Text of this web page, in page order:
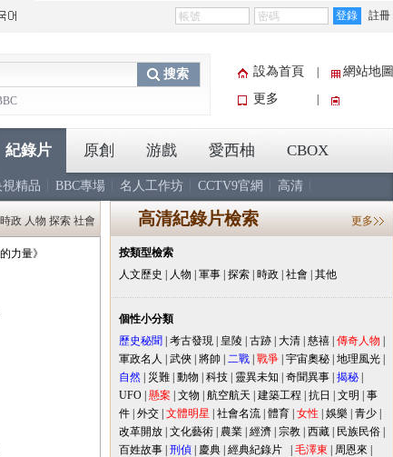
登錄 註冊
搜索 設為首頁
網站地圖
更多
紀錄片
視精品 BBC專場 名人工作坊 CCTV9官網 高清
原創 游戲 愛西柚 CBOX
時政 人物 探索 社會
力量》
高清紀錄片檢索 更多
按類型檢索
人文歷史
人物 軍事 探索 時政 社會 其他
個性小分類
歷史秘聞
考古發現 皇陵 古跡 大清 慈禧 傳奇人物
軍政名人
武俠 將帥 二戰 戰爭 宇宙奧秘 地理風光
自然
災難 動物 科技 靈異未知 奇聞異事 揭秘
UFO 懸案 文物 航空航天 建築工程 抗日 文明
事
件 外交 文體明星 社會名流 體育 女性 娛樂 青少
改革開放 文化藝術 農業 經濟 宗教 西藏 民族民俗
百姓故事 刑偵 慶典 經典紀錄片 毛澤東 周恩來